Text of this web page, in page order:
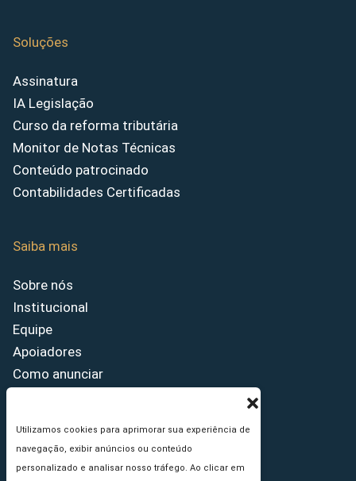
Utilizamos cookies para aprimorar sua experiência de
navegação, exibir anúncios ou conteúdo
personalizado e analisar nosso tráfego. Ao clicar em
Soluções
Assinatura
IA Legislação
Curso da reforma tributária
Monitor de Notas Técnicas
Conteúdo patrocinado
Contabilidades Certificadas
Saiba mais
Sobre nós
Institucional
Equipe
Apoiadores
Como anunciar
Princípios Editoriais